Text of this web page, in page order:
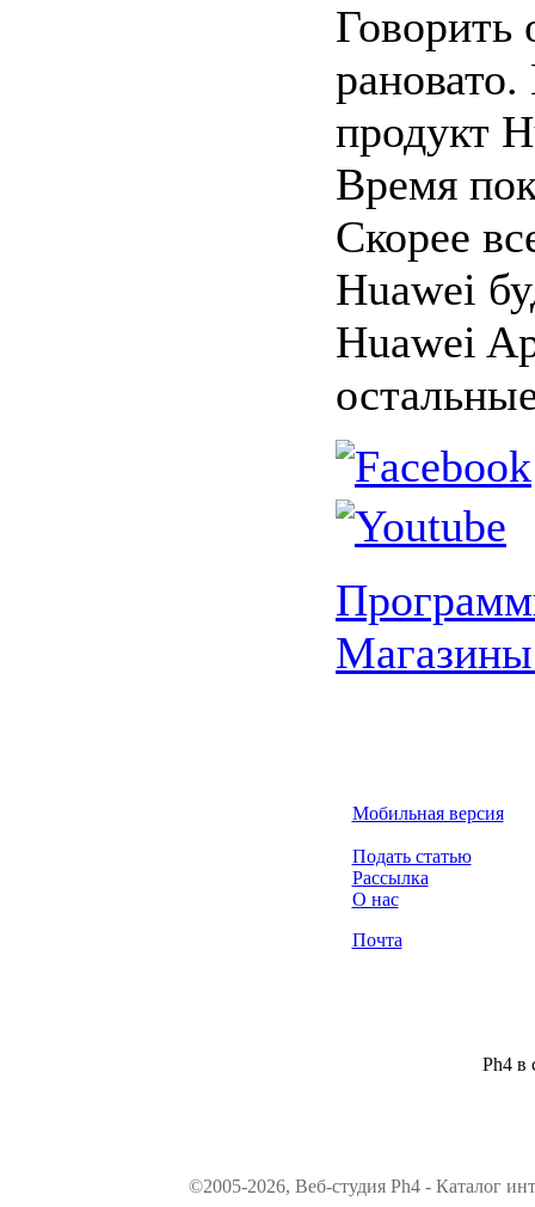
Говорить
продукт
Время
Скорее
Huawei
Huawei
Мобильная версия
Подать статью
Рассылка
О нас
Почта
Ph4 в
©2005-2026, Веб-студия Ph4 - Каталог